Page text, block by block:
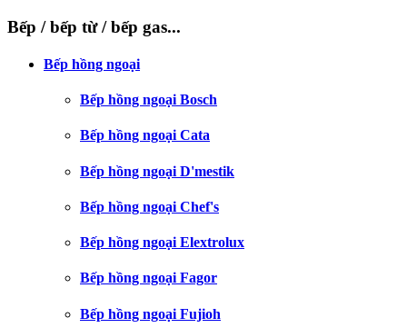
Bếp / bếp từ / bếp gas...
Bếp hồng ngoại
Bếp hồng ngoại Bosch
Bếp hồng ngoại Cata
Bếp hồng ngoại D'mestik
Bếp hồng ngoại Chef's
Bếp hồng ngoại Elextrolux
Bếp hồng ngoại Fagor
Bếp hồng ngoại Fujioh